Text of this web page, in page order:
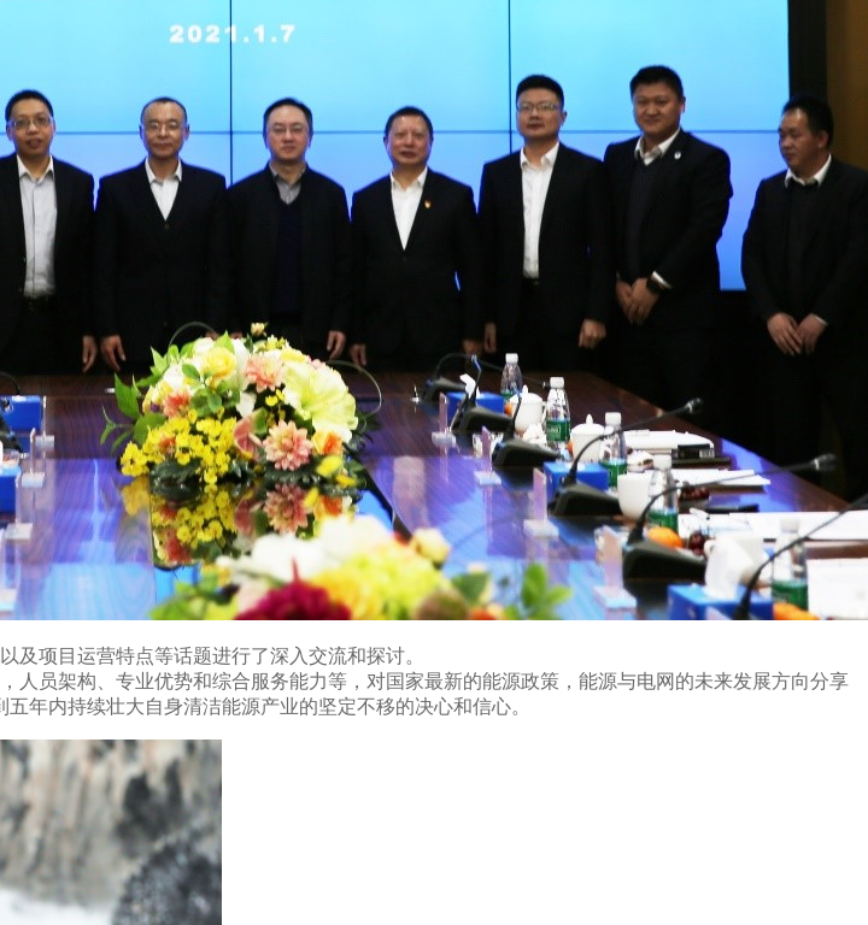
项目运营特点等话题进行了深入交流和探讨。
员架构、专业优势和综合服务能力等，对国家最新的能源政策，能源与电网的未来发展方向分享
年内持续壮大自身清洁能源产业的坚定不移的决心和信心。